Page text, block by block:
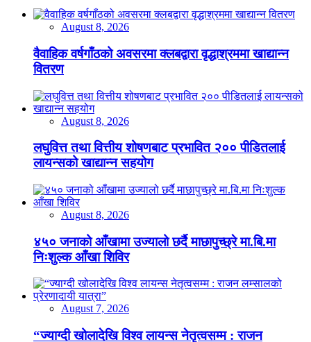
August 8, 2026
वैवाहिक वर्षगाँठको अवसरमा क्लबद्वारा वृद्धाश्रममा खाद्यान्न
वितरण
August 8, 2026
लघुवित्त तथा वित्तीय शोषणबाट प्रभावित २०० पीडितलाई
लायन्सको खाद्यान्न सहयोग
August 8, 2026
४५० जनाको आँखामा उज्यालो छर्दै माछापुच्छ्रे मा.बि.मा
निःशुल्क आँखा शिविर
August 7, 2026
“ज्याग्दी खोलादेखि विश्व लायन्स नेतृत्वसम्म : राजन